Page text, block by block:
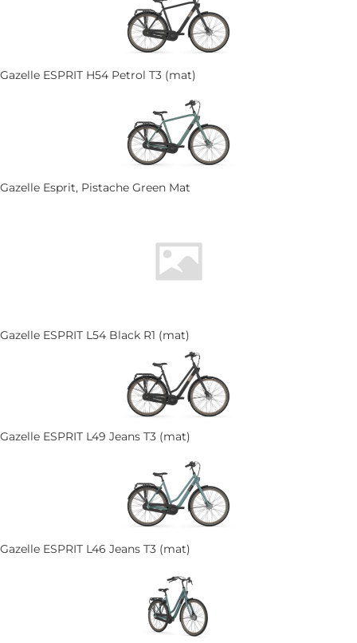
Gazelle ESPRIT H54 Petrol T3 (mat)
Gazelle Esprit, Pistache Green Mat
Gazelle ESPRIT L54 Black R1 (mat)
Gazelle ESPRIT L49 Jeans T3 (mat)
Gazelle ESPRIT L46 Jeans T3 (mat)